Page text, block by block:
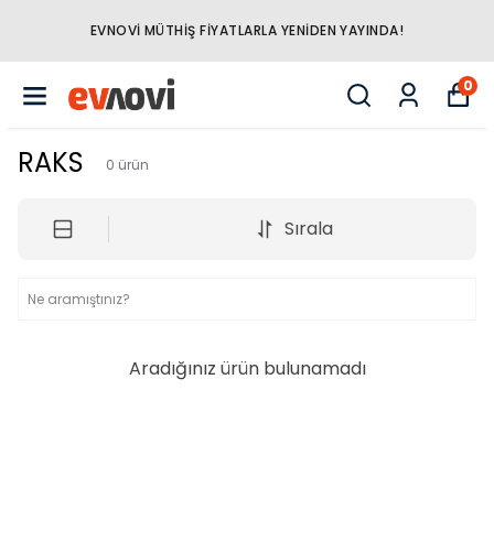
EVNOVI MÜTHIŞ FIYATLARLA YENIDEN YAYINDA!
0
RAKS 0 ürün
Sırala
Aradığınız ürün bulunamadı